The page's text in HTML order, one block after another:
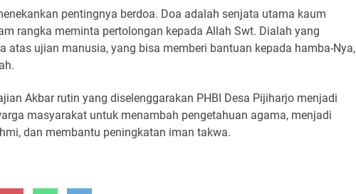
pentingnya berdoa. Doa adalah senjata utama kaum
rangka meminta pertolongan kepada Allah Swt. Dialah yang
atas ujian manusia, yang bisa memberi bantuan kepada hamba-Nya,
Akbar rutin yang diselenggarakan PHBI Desa Pijiharjo menjadi
masyarakat untuk menambah pengetahuan agama, menjadi
dan membantu peningkatan iman takwa.